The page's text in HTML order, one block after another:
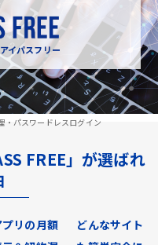
・パスワードレスログイン
アイパスフリー
FREE」が選ばれ
プリの月額
どんなサイト